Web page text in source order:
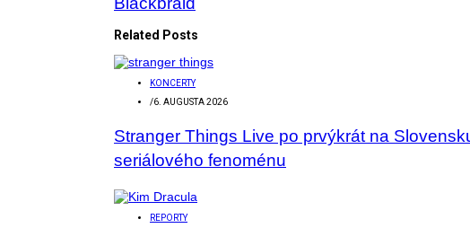
Related Posts
KONCERTY
/6. AUGUSTA 2026
Stranger Things Live po prvýkrát na
seriálového fenoménu
REPORTY